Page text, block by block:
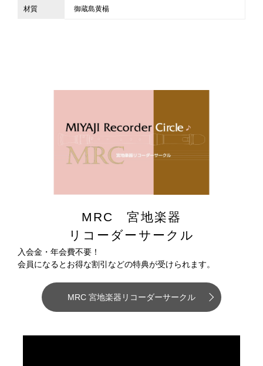
材質 御蔵島黄楊
MRC 宮地楽器
リコーダーサークル
入会金・年会費不要！
会員になるとお得な割引などの特典が受けられます。
MRC 宮地楽器リコーダーサークル